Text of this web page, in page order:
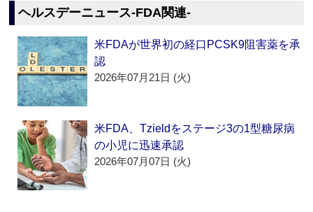
ヘルスデーニュース‐FDA関連‐
米FDAが世界初の経口PCSK9阻害薬を承
認
2026年07月21日 (火)
米FDA、Tzieldをステージ3の1型糖尿病
の小児に迅速承認
2026年07月07日 (火)